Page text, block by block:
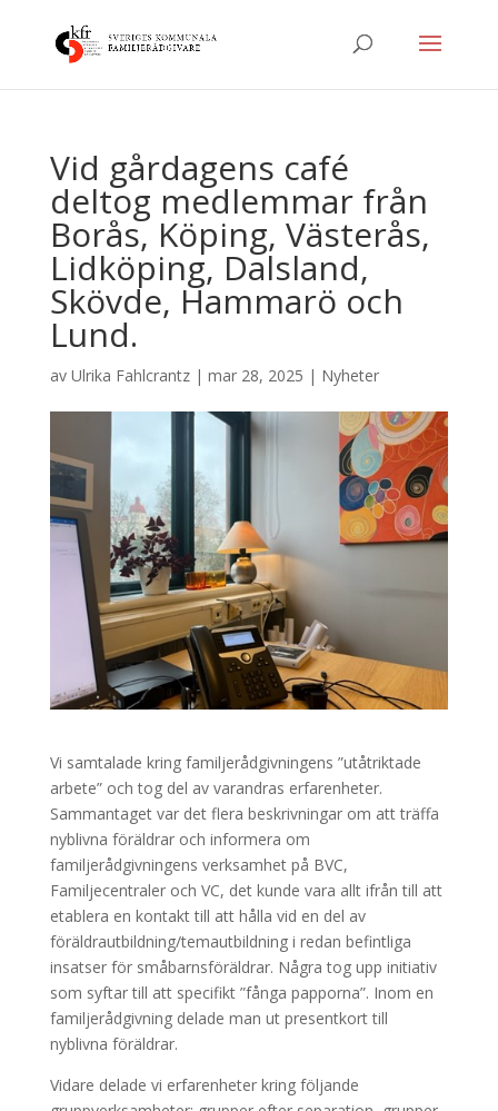
Vid gårdagens café
deltog medlemmar från
Borås, Köping, Västerås,
Lidköping, Dalsland,
Skövde, Hammarö och
Lund.
av Ulrika Fahlcrantz| mar 28, 2025 | Nyheter
Vi samtalade kring familjerådgivningens ”utåtriktade
arbete” och tog del av varandras erfarenheter.
Sammantaget var det flera beskrivningar om att träffa
nyblivna föräldrar och informera om
familjerådgivningens verksamhet på BVC,
Familjecentraler och VC, det kunde vara allt ifrån till att
etablera en kontakt till att hålla vid en del av
föräldrautbildning/temautbildning i redan befintliga
insatser för småbarnsföräldrar. Några tog upp initiativ
som syftar till att specifikt ”fånga papporna”. Inom en
familjerådgivning delade man ut presentkort till
nyblivna föräldrar.
Vidare delade vi erfarenheter kring följande